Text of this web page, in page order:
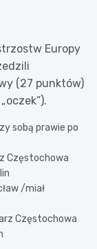
Europy
(27 punktów)
sobą prawie po
Częstochowa
/miał
Częstochowa